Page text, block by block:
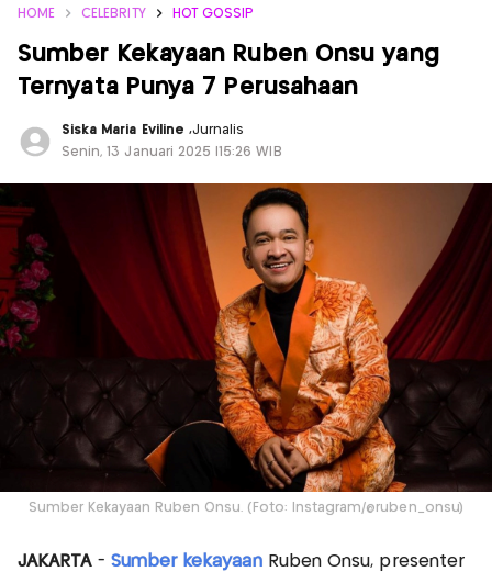
HOME CELEBRITY HOT GOSSIP
Sumber Kekayaan Ruben Onsu yang
Ternyata Punya 7 Perusahaan
Siska Maria Eviline ,Jurnalis
Senin, 13 Januari 2025 |15:26 WIB
Sumber Kekayaan Ruben Onsu. (Foto: Instagram/@ruben_onsu)
JAKARTA- Sumber kekayaanRuben Onsu, presenter